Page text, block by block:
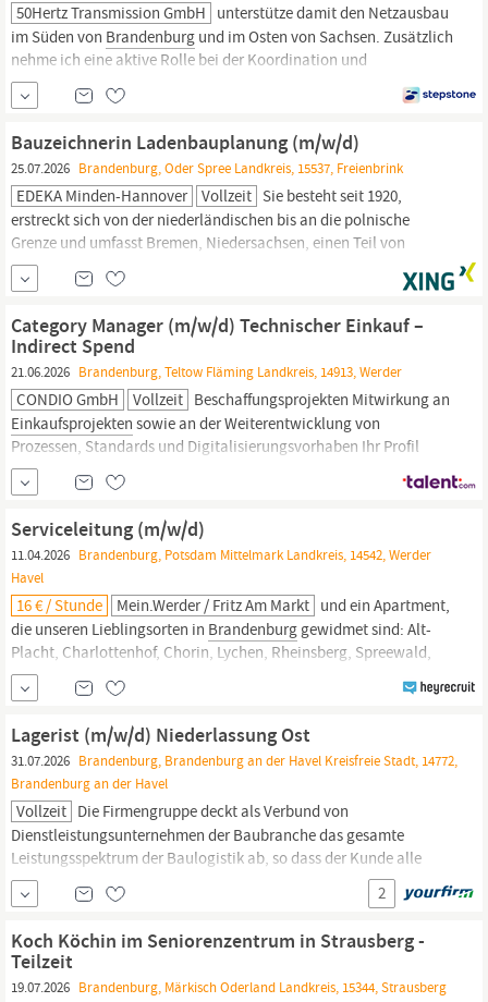
50Hertz Transmission GmbH unterstütze damit den Netzausbau
im Süden von Brandenburg und im Osten von Sachsen. Zusätzlich
nehme ich eine aktive Rolle bei der Koordination und
fachgerechten Bearbeitung von Anfragen externer Partner ein.
Meine Aufgaben: Ich übernehme die Verantwortung für die
Planung und Durchführung von Instandhaltungs- und
Netzausbauprojekten, Dabei priorisiere,...
Bauzeichnerin Ladenbauplanung (m/w/d)
25.07.2026 Brandenburg, Oder Spree Landkreis, 15537, Freienbrink
EDEKA Minden-Hannover Vollzeit Sie besteht seit 1920,
erstreckt sich von der niederländischen bis an die polnische
Grenze und umfasst Bremen, Niedersachsen, einen Teil von
Ostwestfalen-Lippe, Sachsen-Anhalt, Berlin und
Mehr als drei Viertel der fast 1.500 Märkte sind in der Hand von
rund 640 selbstständigen EDEKA-Kaufleuten. Zum
Unternehmensverbund
Category Manager (m/w/d) Technischer Einkauf –
Indirect Spend
21.06.2026 Brandenburg, Teltow Fläming Landkreis, 14913, Werder
CONDIO GmbH Vollzeit Beschaffungsprojekten Mitwirkung an
Einkaufsprojekten sowie an der Weiterentwicklung von
Prozessen, Standards und Digitalisierungsvorhaben Ihr Profil
erfolgreich abgeschlossene kaufmännische Ausbildung (z. B.
Industrie, Groß- und Außenhandel) oder technische Ausbildung,
idealerweise mit Zusatzqualifikation (z. B. Fachwirt/in
Serviceleitung (m/w/d)
11.04.2026 Brandenburg, Potsdam Mittelmark Landkreis, 14542, Werder
Havel
16 € / Stunde Mein.werder / Fritz Am Markt und ein Apartment,
die unseren Lieblingsorten in Brandenburg gewidmet sind: Alt-
Placht, Charlottenhof, Chorin, Lychen, Rheinsberg, Spreewald,
Brandenburg
und natürlich Werder. Dies spiegelt sich sowohl in
der optischen Gestaltung, als auch in der Wahl der Accessoires
und Bilder wider. Deine Leistung Begeisterung dafür, Gäste
Lagerist (m/w/d) Niederlassung Ost
31.07.2026 Brandenburg, Brandenburg an der Havel Kreisfreie Stadt, 14772,
Brandenburg an der Havel
Vollzeit Die Firmengruppe deckt als Verbund von
Dienstleistungsunternehmen der Baubranche das gesamte
Leistungsspektrum der Baulogistik ab, so dass der Kunde alle
baulogistischen Dienstleistungen aus einer Hand erhalten kann.
Unser kundenorientiertes Handeln ist geprägt vom Optimieren,
suchen wir ab sofort inBrandenburgmotivierte und
2
Koch Köchin im Seniorenzentrum in Strausberg -
Teilzeit
19.07.2026 Brandenburg, Märkisch Oderland Landkreis, 15344, Strausberg